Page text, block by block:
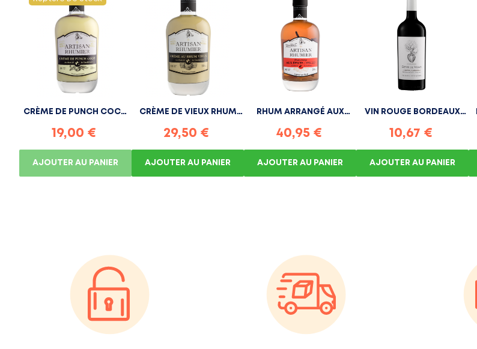
CRÈME DE PUNCH COCO
ARTISAN...
19,00 €
AJOUTER AU PANIER
CRÈME DE VIEUX RHUM
ARTISAN...
29,50 €
AJOUTER AU PANIER
RHUM ARRANGÉ AUX
ÉPICES...
40,95 €
AJOUTER AU PANIER
VIN ROUGE BORDEAUX
CŒUR DE...
10,67 €
AJOUTER AU PANIER